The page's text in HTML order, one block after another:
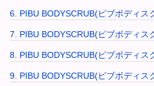
6. PIBU BODYSCRUB(ピブボディス
7. PIBU BODYSCRUB(ピブボディス
8. PIBU BODYSCRUB(ピブボディス
9. PIBU BODYSCRUB(ピブボディス